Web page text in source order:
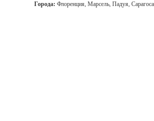
Города: Флоренция, Марсель, Падуя,